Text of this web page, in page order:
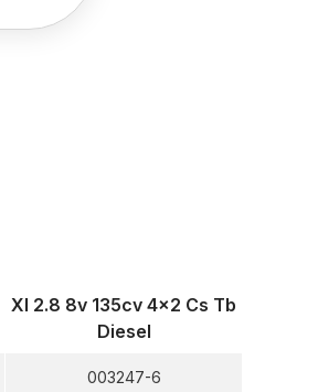
Xl 2.8 8v 135cv 4x2 Cs Tb
Diesel
003247-6